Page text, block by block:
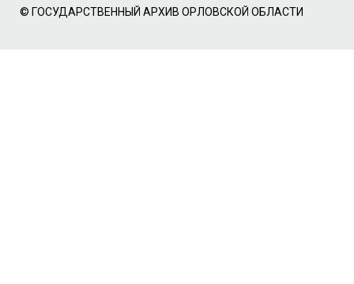
© ГОСУДАРСТВЕННЫЙ АРХИВ ОРЛОВСКОЙ ОБЛАСТИ